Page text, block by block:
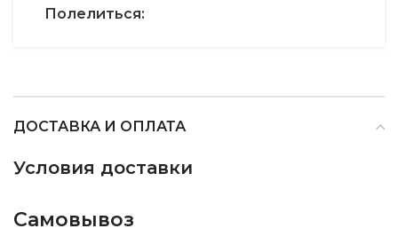
Полелиться:
ДОСТАВКА И ОПЛАТА
Условия доставки
Самовывоз